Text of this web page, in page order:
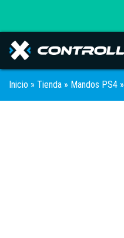
Inicio » Tienda » Mandos PS4